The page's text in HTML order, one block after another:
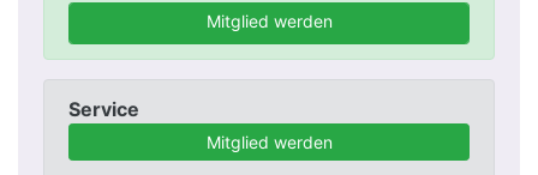
Mitglied werden
Service
Mitglied werden